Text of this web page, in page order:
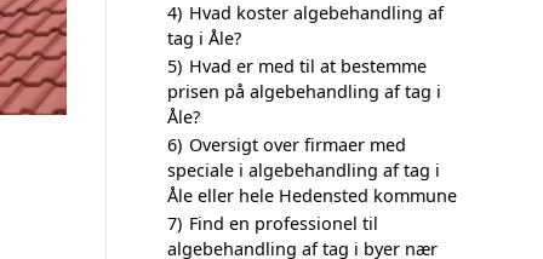
4) Hvad koster algebehandling af
tag i Åle?
5) Hvad er med til at bestemme
prisen på algebehandling af tag i
Åle?
6) Oversigt over firmaer med
speciale i algebehandling af tag i
Åle eller hele Hedensted kommune
7) Find en professionel til
algebehandling af tag i byer nær